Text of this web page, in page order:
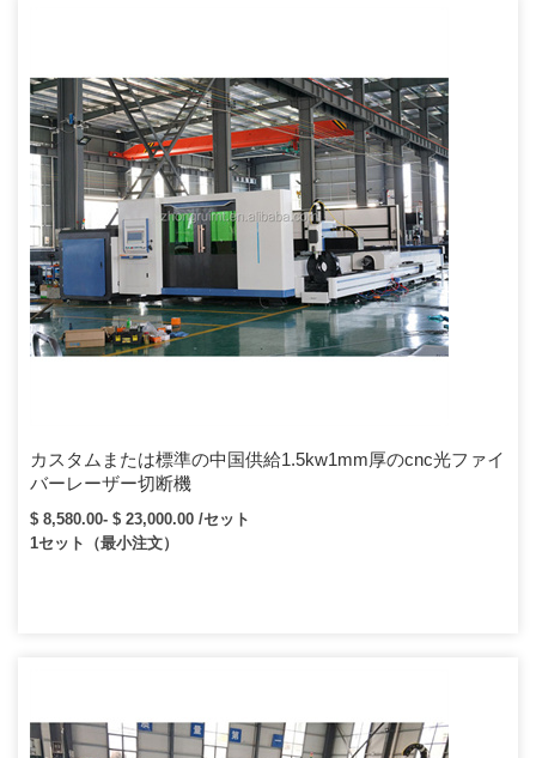
カスタムまたは標準の中国供給1.5kw1mm厚のcnc光ファイ
バーレーザー切断機
$ 8,580.00- $ 23,000.00 /セット
1セット（最小注文）